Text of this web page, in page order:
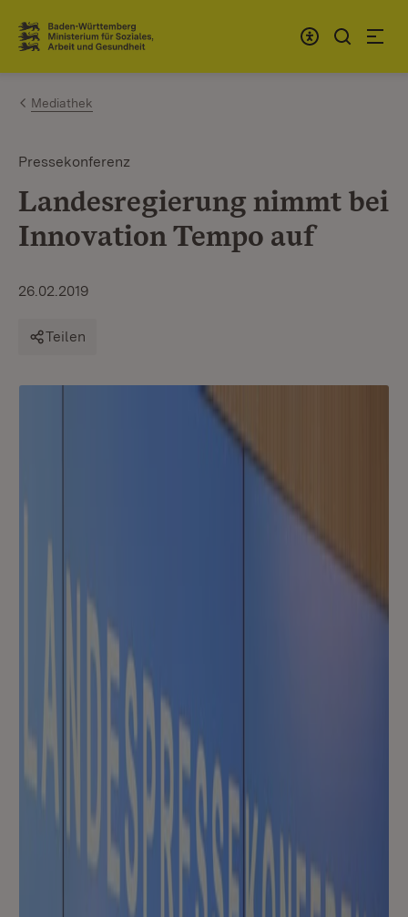
Zum Inhalt springen
Link zur Startseite
Mediathek
Pressekonferenz
Landesregierung nimmt bei
Innovation Tempo auf
26.02.2019
Teilen